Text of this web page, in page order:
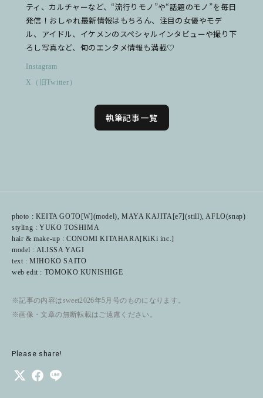
ティ、カルチャーなど、“流行りモノ”や“話題のモノ”を毎日
発信！おしゃれ最新情報はもちろん、注目の女優やモデ
ル、アイドル、イケメンのスペシャルインタビューや撮り下
ろし写真など、旬のエンタメ情報も満載♡
Instagram
X（旧Twitter）
執筆記事一覧
photo : KEITA GOTO[W](model), MAYA KAJITA[e7](still), AFLO(snap)
styling : YUKO TOSHIMA
hair & make-up : CONOMI KITAHARA[KiKi inc.]
model : ALISSA YAGI
text : MIHOKO SAITO
web edit : TOMOKO KUNISHIGE
※記事の内容はsweet2026年5月号のものになります。
※画像・文章の無断転載はご遠慮ください。
Please share!